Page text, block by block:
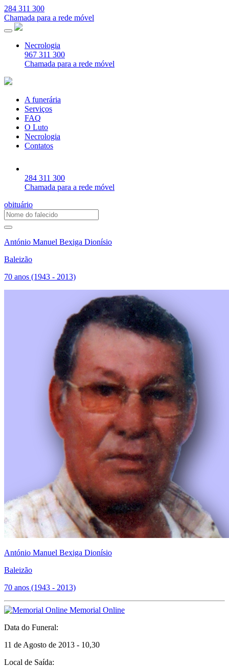
284 311 300
Chamada para a rede móvel
Necrologia
967 311 300
Chamada para a rede móvel
A funerária
Serviços
FAQ
O Luto
Necrologia
Contatos
284 311 300
Chamada para a rede móvel
obituário
António Manuel Bexiga Dionísio
Baleizão
70 anos (1943 - 2013)
António Manuel Bexiga Dionísio
Baleizão
70 anos (1943 - 2013)
Memorial Online
Data do Funeral:
11 de Agosto de 2013 - 10,30
Local de Saída: